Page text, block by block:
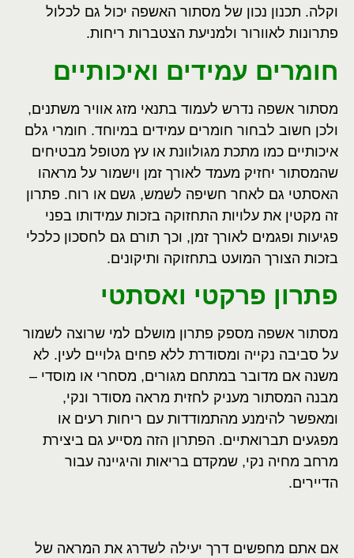
וקלה. תכנון נכון של מסתור האשפה יכול גם לכלול
פתרונות לאוורור ולמניעת הצטברות ריחות.
חומרים עמידים ואיכותיים
מסתור אשפה נדרש לעמוד בתנאי מזג אוויר משתנים,
ולכן חשוב לבחור חומרים עמידים במיוחד. חומרי גלם
איכותיים כמו מתכת מגולוונת או עץ מטופל מבטיחים
שהמסתור יחזיק מעמד לאורך זמן וישמור על מראהו
האסתטי גם לאחר חשיפה לשמש, גשם או רוח. פתרון
זה מקטין את עלויות התחזוקה בזכות עמידותו בפני
פגיעות ופגמים לאורך זמן, וכך תורם גם לחסכון כלכלי
בזכות הצורך המועט בתחזוקה ותיקונים.
פתרון פרקטי ואסתטי
מסתור אשפה מספק פתרון מושלם למי שרוצה לשמור
על סביבה נקייה ומסודרת ללא פחים גלויים לעין. לא
משנה אם מדובר במתחם מגורים, מסחרי או מוסדי –
מבנה המסתור מעניק לחזית מראה מסודר ונקי,
ומאפשר להימנע מהתמודדות עם ריחות רעים או
מפגעים תברואתיים. הפתרון הזה מסייע גם ביצירת
מרחב מחיה נקי, שמקדם בריאות והיגיינה עבור
הדיירים.
אם אתם מחפשים דרך יעילה לשדרג את המראה של